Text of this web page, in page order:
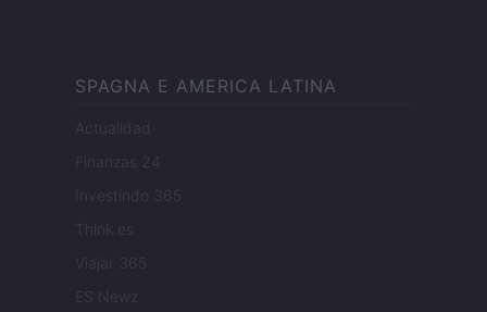
SPAGNA E AMERICA LATINA
Actualidad
Finanzas 24
Investindo 365
Think.es
Viajar 365
ES Newz